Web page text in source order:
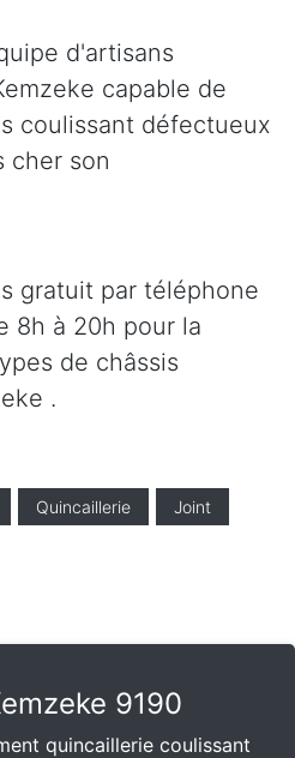
d'artisans
capable de
coulissant défectueux
cher son
gratuit par téléphone
8h à 20h pour la
de châssis
.
Quincaillerie Joint
9190
quincaillerie coulissant